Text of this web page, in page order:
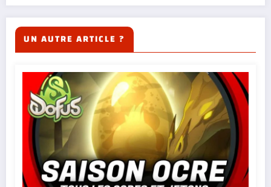
UN AUTRE ARTICLE ?